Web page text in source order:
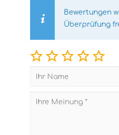
Bewertungen
Überprüfung